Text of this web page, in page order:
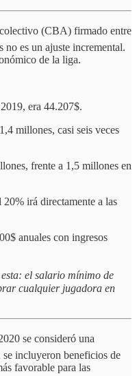
(CBA) firmado entre
es un ajuste incremental.
de la liga.
era 44.207$.
millones, casi seis veces
frente a 1,5 millones en
20% irá directamente a las
anuales con ingresos
el salario mínimo de
cualquier jugadora en
se consideró una
incluyeron beneficios de
favorable para las